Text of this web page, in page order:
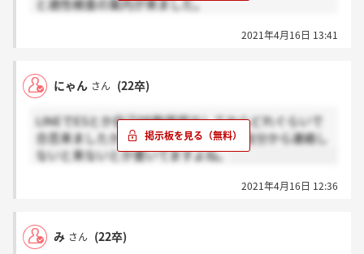
と適性検査の案内が来ました。
2021年4月16日 13:41
にゃん さん (22卒)
LINEでESとか自己PR動画提出してからどれぐらいで
合否来ましたか？過去の掲示板遡ると自分から連絡し
ないと来ないとか書いてますよね。
2021年4月16日 12:36
み さん (22卒)